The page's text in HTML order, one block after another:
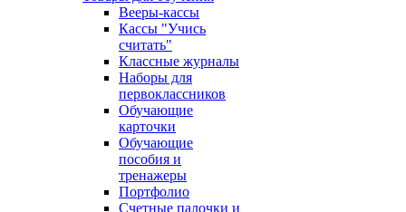
Вееры-кассы
Кассы "Учись
считать"
Классные журналы
Наборы для
первоклассников
Обучающие
карточки
Обучающие
пособия и
тренажеры
Портфолио
Счетные палочки и